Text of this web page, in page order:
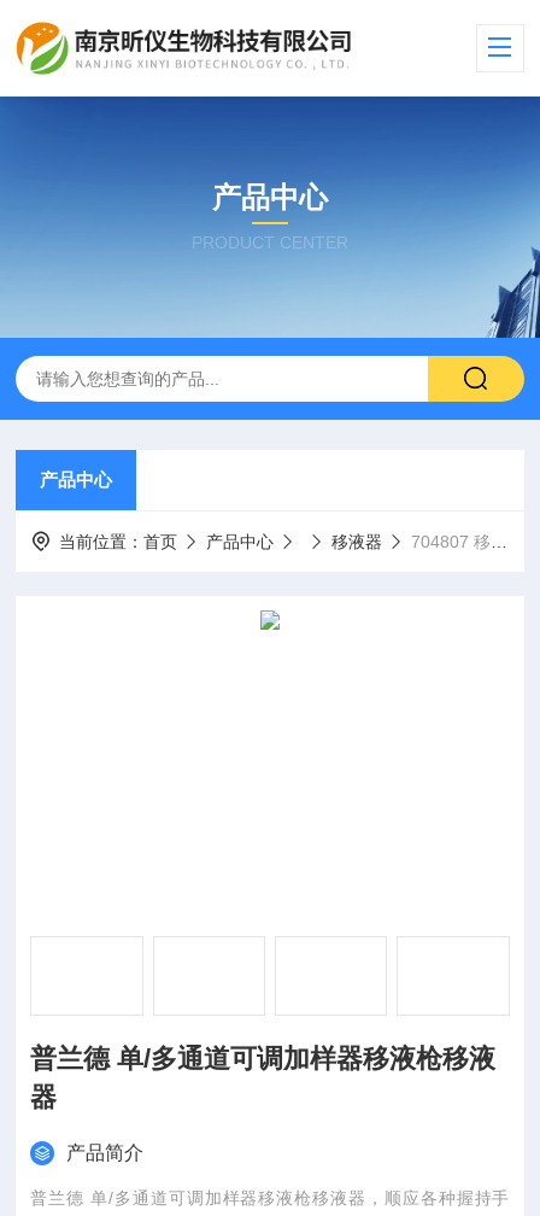
产品中心
PRODUCT CENTER
产品中心
当前位置：首页 产品中心 移液器 704807 移动器架普兰德 单/多通道可调加样器移液枪移液器
普兰德 单/多通道可调加样器移液枪移液
器
产品简介
普兰德 单/多通道可调加样器移液枪移液器，顺应各种握持手